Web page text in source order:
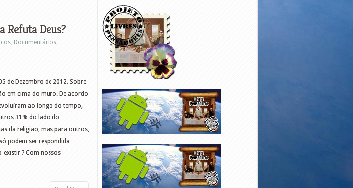
Refuta Deus?
, Documentários,
de Dezembro de 2012. Sobre
em cima do muro. De acordo
ao longo do tempo,
31% do lado do
da religião, mas para outros,
podem ser respondida
existir ? Com nossos